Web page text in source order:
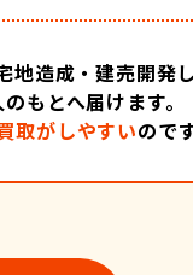
造成・建売開発し
もとへ届けます。
取がしやすいのです